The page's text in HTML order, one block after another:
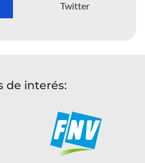
Twitter
de interés: